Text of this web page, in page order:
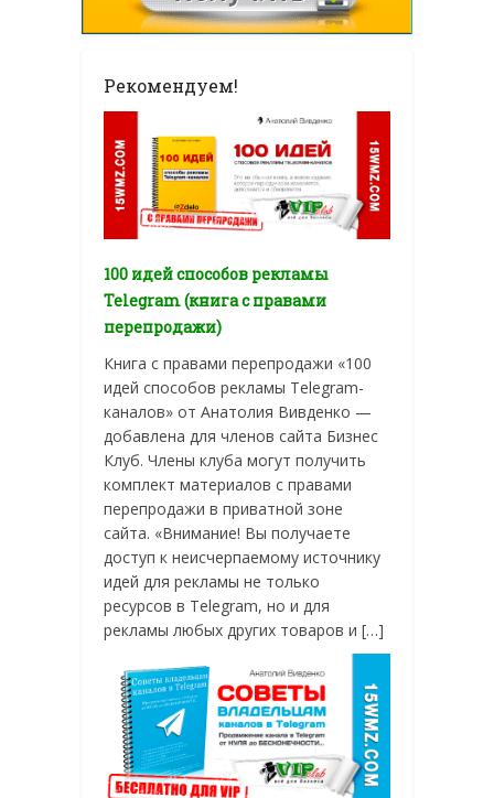
Рекомендуем!
100 идей способов рекламы
Telegram (книга с правами
перепродажи)
Книга с правами перепродажи «100
идей способов рекламы Telegram-
каналов» от Анатолия Вивденко —
добавлена для членов сайта Бизнес
Клуб. Члены клуба могут получить
комплект материалов с правами
перепродажи в приватной зоне
сайта. «Внимание! Вы получаете
доступ к неисчерпаемому источнику
идей для рекламы не только
ресурсов в Telegram, но и для
рекламы любых других товаров и […]